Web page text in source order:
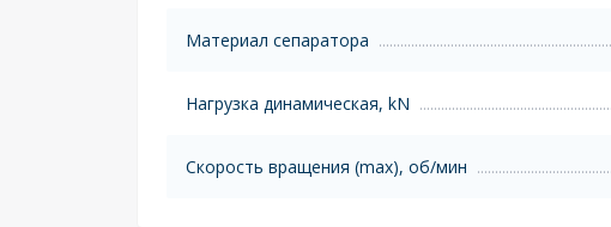
Материал сепаратора
Нагрузка динамическая, kN
Скорость вращения (max), об/мин